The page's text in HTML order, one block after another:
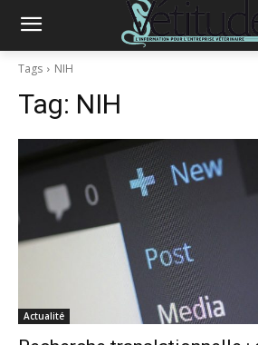
Tags NIH
Tag: NIH
Actualité